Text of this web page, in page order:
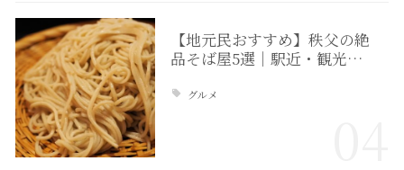
【地元民おすすめ】秩父の絶
品そば屋5選｜駅近・観光…
グルメ